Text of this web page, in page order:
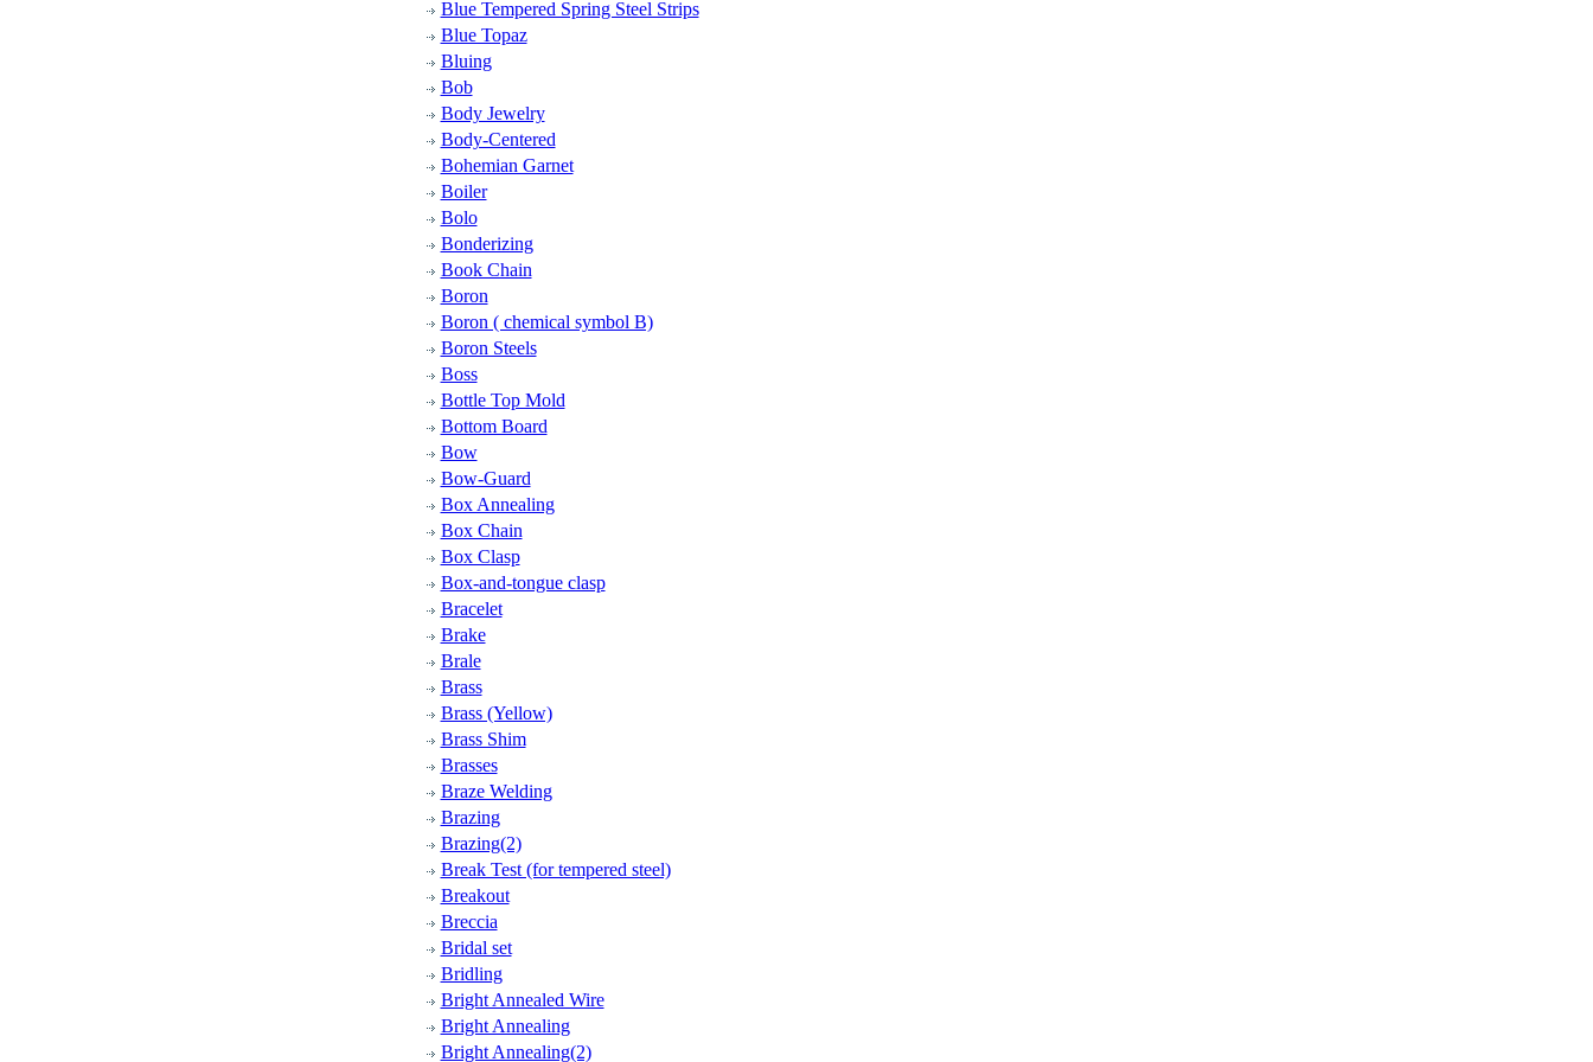
Blue Tempered Spring Steel Strips
Blue Topaz
Bluing
Bob
Body Jewelry
Body-Centered
Bohemian Garnet
Boiler
Bolo
Bonderizing
Book Chain
Boron
Boron ( chemical symbol B)
Boron Steels
Boss
Bottle Top Mold
Bottom Board
Bow
Bow-Guard
Box Annealing
Box Chain
Box Clasp
Box-and-tongue clasp
Bracelet
Brake
Brale
Brass
Brass (Yellow)
Brass Shim
Brasses
Braze Welding
Brazing
Brazing(2)
Break Test (for tempered steel)
Breakout
Breccia
Bridal set
Bridling
Bright Annealed Wire
Bright Annealing
Bright Annealing(2)